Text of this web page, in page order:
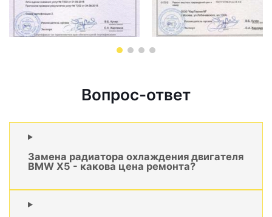
Вопрос-ответ
Замена радиатора охлаждения двигателя
BMW X5 - какова цена ремонта?